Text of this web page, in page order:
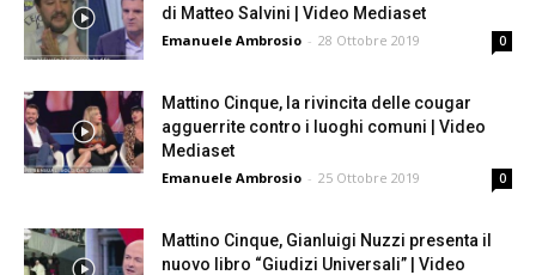
di Matteo Salvini | Video Mediaset
Emanuele Ambrosio - 28 Ottobre 2019 0
Mattino Cinque, la rivincita delle cougar
agguerrite contro i luoghi comuni | Video
Mediaset
Emanuele Ambrosio - 25 Ottobre 2019 0
Mattino Cinque, Gianluigi Nuzzi presenta il
nuovo libro “Giudizi Universali” | Video